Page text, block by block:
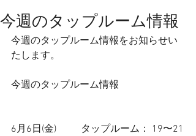
今週のタップルーム情報
今週のタップルーム情報をお知らせい
たします。
今週のタップルーム情報
6月6日(金)          タップルーム： 19〜21